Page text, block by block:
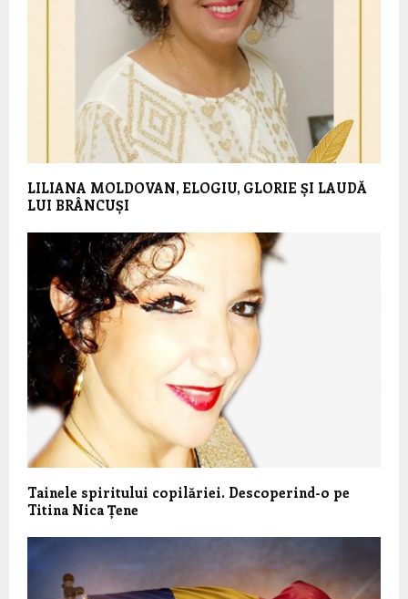
LILIANA MOLDOVAN, ELOGIU, GLORIE ȘI LAUDĂ
LUI BRÂNCUȘI
Tainele spiritului copilăriei. Descoperind-o pe
Titina Nica Țene